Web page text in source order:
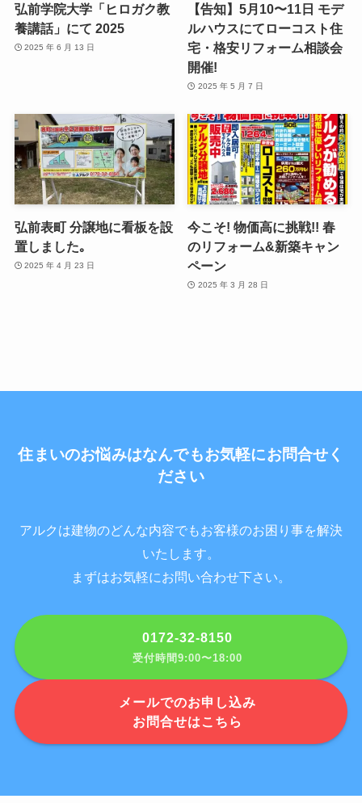
弘前学院大学「ヒロガク教
養講話」にて 2025
2025 年 6 月 13 日
【告知】5月10〜11日 モデ
ルハウスにてローコスト住
宅・格安リフォーム相談会
開催!
2025 年 5 月 7 日
弘前表町 分譲地に看板を設
置しました｡
2025 年 4 月 23 日
今こそ! 物価高に挑戦!! 春
のリフォーム&新築キャン
ペーン
2025 年 3 月 28 日
住まいのお悩みはなんでもお気軽にお問合せく
ださい
アルクは建物のどんな内容でもお客様のお困り事を解決
いたします。
まずはお気軽にお問い合わせ下さい。
0172-32-8150
受付時間9:00〜18:00
メールでのお申し込み
お問合せはこちら